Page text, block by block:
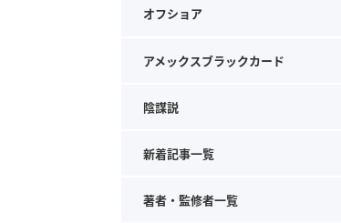
オフショア
アメックスブラックカード
陰謀説
新着記事一覧
著者・監修者一覧